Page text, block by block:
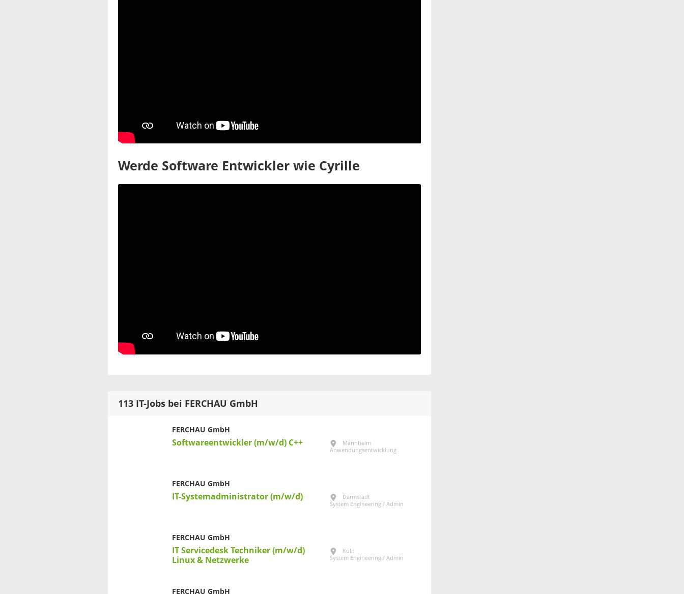
Werde Software Entwickler wie Cyrille
113 IT-Jobs bei FERCHAU GmbH
FERCHAU GmbH
Softwareentwickler (m/w/d) C++
Mannheim
Anwendungsentwicklung
FERCHAU GmbH
IT-Systemadministrator (m/w/d)
Darmstadt
System Engineering / Admin
FERCHAU GmbH
IT Servicedesk Techniker (m/w/d)
Linux & Netzwerke
Köln
System Engineering / Admin
FERCHAU GmbH